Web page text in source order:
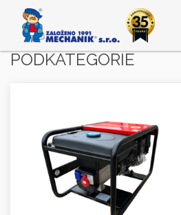
PODKATEGORIE